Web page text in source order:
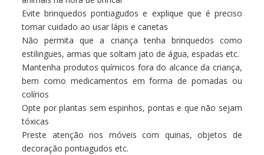
Evite brinquedos pontiagudos e explique que é preciso
tomar cuidado ao usar lápis e canetas
Não permita que a criança tenha brinquedos como
estilingues, armas que soltam jato de água, espadas etc.
Mantenha produtos químicos fora do alcance da criança,
bem como medicamentos em forma de pomadas ou
colírios
Opte por plantas sem espinhos, pontas e que não sejam
tóxicas
Preste atenção nos móveis com quinas, objetos de
decoração pontiagudos etc.